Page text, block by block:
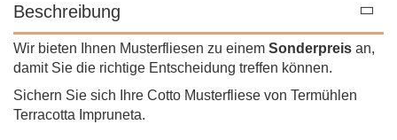
Beschreibung
Wir bieten Ihnen Musterfliesen zu einem Sonderpreis an,
damit Sie die richtige Entscheidung treffen können.
Sichern Sie sich Ihre Cotto Musterfliese von Termühlen
Terracotta Impruneta.